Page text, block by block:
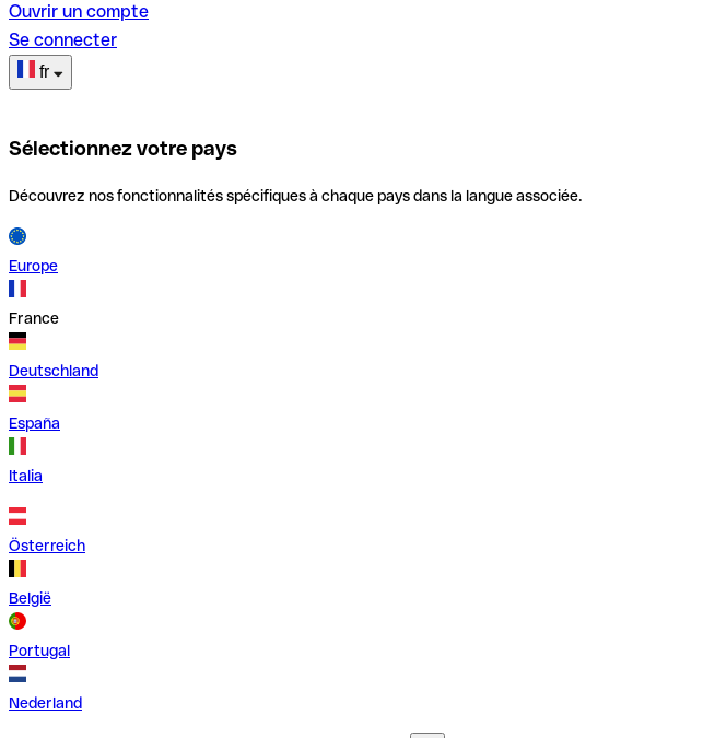
Ouvrir un compte
Se connecter
fr
Sélectionnez votre pays
Découvrez nos fonctionnalités spécifiques à chaque pays dans la langue associée.
Europe
France
Deutschland
España
Italia
Österreich
België
Portugal
Nederland